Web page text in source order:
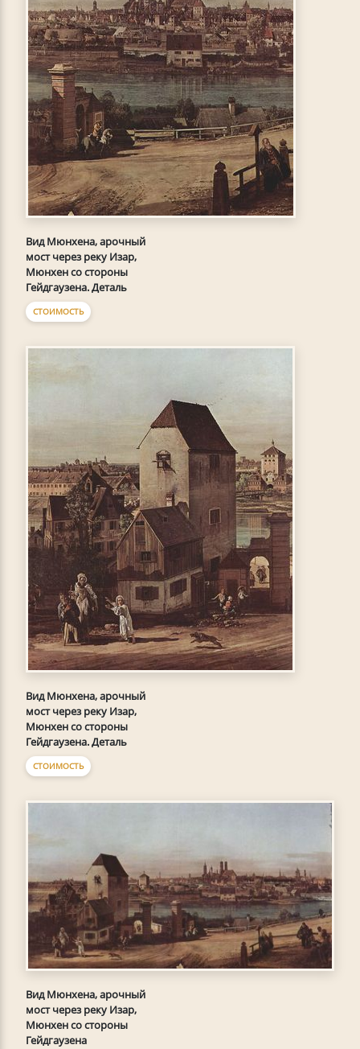
Вид Мюнхена, арочный
мост через реку Изар,
Мюнхен со стороны
Гейдгаузена. Деталь
СТОИМОСТЬ
Вид Мюнхена, арочный
мост через реку Изар,
Мюнхен со стороны
Гейдгаузена. Деталь
СТОИМОСТЬ
Вид Мюнхена, арочный
мост через реку Изар,
Мюнхен со стороны
Гейдгаузена